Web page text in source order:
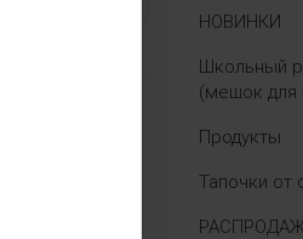
НОВИНКИ
Школьный
(мешок для
Продукты
Тапочки от